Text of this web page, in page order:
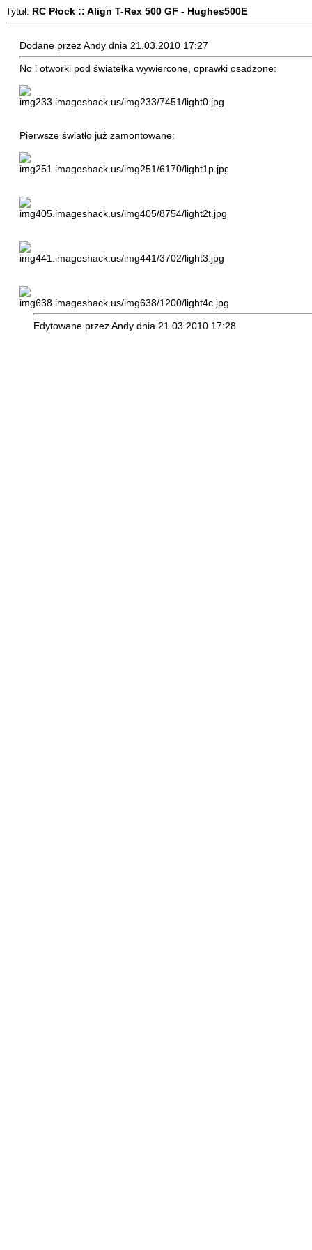
Tytuł: RC Płock :: Align T-Rex 500 GF - Hughes500E
Dodane przez Andy dnia 21.03.2010 17:27
No i otworki pod światełka wywiercone, oprawki osadzone:
Pierwsze światło już zamontowane:
Edytowane przez Andy dnia 21.03.2010 17:28